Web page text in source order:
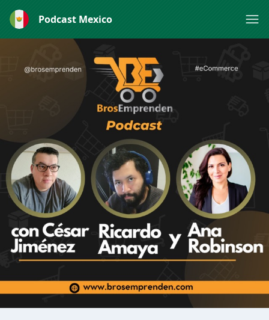
Podcast Mexico